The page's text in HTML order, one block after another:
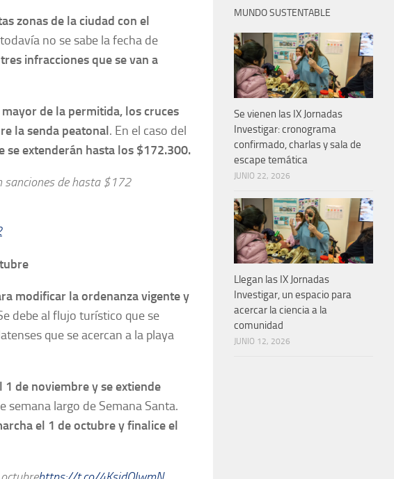
zonas de la ciudad con el
no se sabe la fecha de
tres infracciones que se van a
de la permitida, los cruces
la senda peatonal. En el caso del
extenderán hasta los $172.300.
de hasta $172
modificar la ordenanza vigente y
debe al flujo turístico que se
que se acercan a la playa
1 de noviembre y se extiende
largo de Semana Santa.
el 1 de octubre y finalice el
MUNDO SUSTENTABLE
Se vienen las IX Jornadas
Investigar: cronograma
confirmado, charlas y sala de
escape temática
JUNIO 22, 2026
Llegan las IX Jornadas
Investigar, un espacio para
acercar la ciencia a la
comunidad
JUNIO 12, 2026